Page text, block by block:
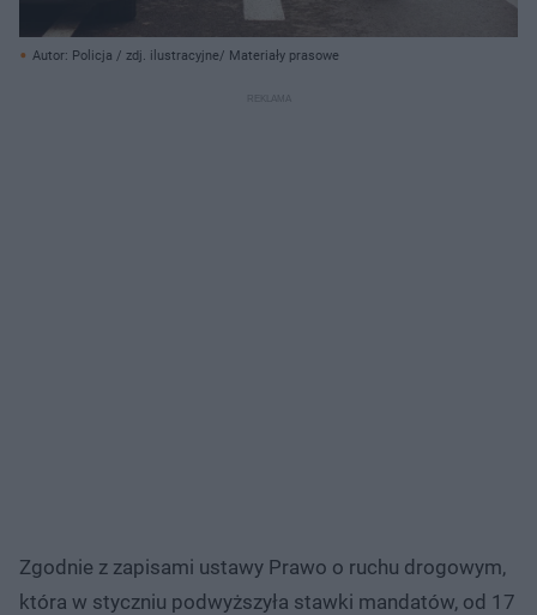
Autor: Policja / zdj. ilustracyjne/ Materiały prasowe
Zgodnie z zapisami ustawy Prawo o ruchu drogowym,
która w styczniu podwyższyła stawki mandatów, od 17